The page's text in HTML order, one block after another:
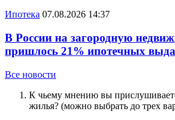
Ипотека 07.08.2026 14:37
В России на загородную
пришлось 21% ипотечных
Все новости
К чьему мнению вы
жилья? (можно выбрать до трех